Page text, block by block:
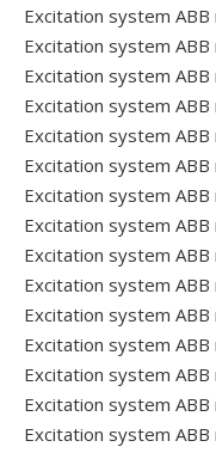
Excitation system ABB
Excitation system ABB
Excitation system
Excitation system
Excitation system
Excitation system
Excitation system
Excitation system
Excitation system
Excitation system
Excitation system
Excitation system
Excitation system
Excitation system
Excitation system